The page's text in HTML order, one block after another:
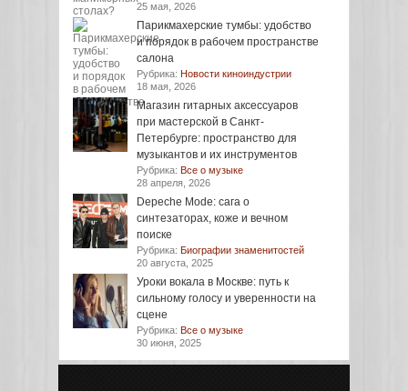
25 мая, 2026
Парикмахерские тумбы: удобство
и порядок в рабочем пространстве
салона
Рубрика: Новости киноиндустрии
18 мая, 2026
Магазин гитарных аксессуаров
при мастерской в Санкт-
Петербурге: пространство для
музыкантов и их инструментов
Рубрика: Все о музыке
28 апреля, 2026
Depeche Mode: сага о
синтезаторах, коже и вечном
поиске
Рубрика: Биографии знаменитостей
20 августа, 2025
Уроки вокала в Москве: путь к
сильному голосу и уверенности на
сцене
Рубрика: Все о музыке
30 июня, 2025